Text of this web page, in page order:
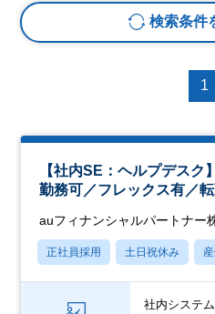
検索条件
1
【社内SE：ヘルプデスク
勤務可／フレックス有／
auフィナンシャルパートナー
正社員採用 土日祝休み
社内システ